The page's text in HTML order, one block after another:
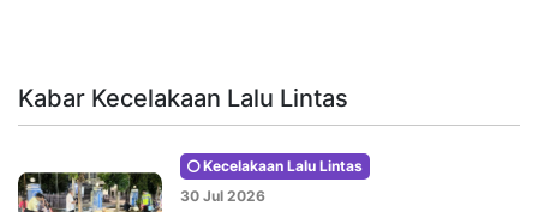
Kabar Kecelakaan Lalu Lintas
Kecelakaan Lalu Lintas
30 Jul 2026